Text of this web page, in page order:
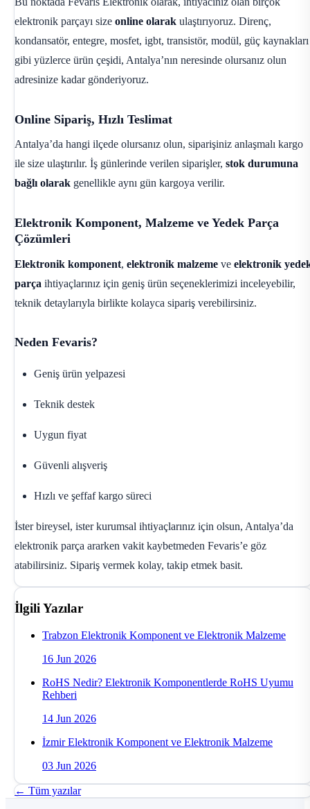
elektronik parçayı size online olarak ulaştırıyoruz. Direnç,
kondansatör, entegre, mosfet, igbt, transistör, modül, güç kaynakları
gibi yüzlerce ürün çeşidi, Antalya’nın neresinde olursanız olun
adresinize kadar gönderiyoruz.
Online Sipariş, Hızlı Teslimat
Antalya’da hangi ilçede olursanız olun, siparişiniz anlaşmalı kargo
ile size ulaştırılır. İş günlerinde verilen siparişler, stok durumuna
bağlı olarak genellikle aynı gün kargoya verilir.
Elektronik Komponent, Malzeme ve Yedek Parça
Çözümleri
Elektronik komponent, elektronik malzeme ve elektronik
parça ihtiyaçlarınız için geniş ürün seçeneklerimizi inceleyebilir,
teknik detaylarıyla birlikte kolayca sipariş verebilirsiniz.
Neden Fevaris?
Geniş ürün yelpazesi
Teknik destek
Uygun fiyat
Güvenli alışveriş
Hızlı ve şeffaf kargo süreci
İster bireysel, ister kurumsal ihtiyaçlarınız için olsun, Antalya’da
elektronik parça ararken vakit kaybetmeden Fevaris’e göz
atabilirsiniz. Sipariş vermek kolay, takip etmek basit.
İlgili Yazılar
Trabzon Elektronik Komponent ve Elektronik Malzeme
16 Jun 2026
RoHS Nedir? Elektronik Komponentlerde RoHS Uyumu
Rehberi
14 Jun 2026
İzmir Elektronik Komponent ve Elektronik Malzeme
03 Jun 2026
← Tüm yazılar